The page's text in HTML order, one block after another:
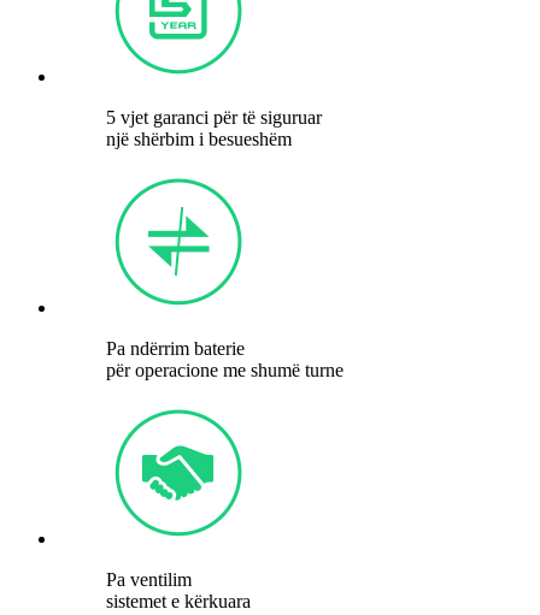
5 vjet garanci për të siguruar
një shërbim i besueshëm
Pa ndërrim baterie
për operacione me shumë turne
Pa ventilim
sistemet e kërkuara